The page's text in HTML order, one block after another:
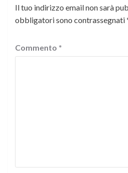
Il tuo indirizzo email non sarà
obbligatori sono contrassegnati
Commento *